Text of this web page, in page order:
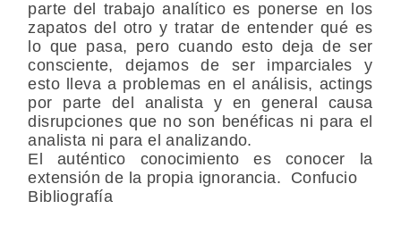
parte del trabajo analítico es ponerse en los
zapatos del otro y tratar de entender qué es
lo que pasa, pero cuando esto deja de ser
consciente, dejamos de ser imparciales y
esto lleva a problemas en el análisis, actings
por parte del analista y en general causa
disrupciones que no son benéficas ni para el
analista ni para el analizando.
El auténtico conocimiento es conocer la
extensión de la propia ignorancia. Confucio
Bibliografía